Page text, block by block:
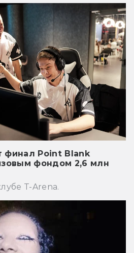
финал Point Blank
фондом 2,6 млн
T-Arena.